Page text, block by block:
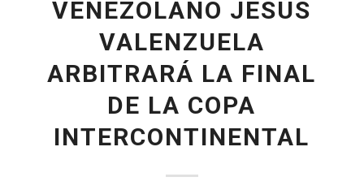
VENEZOLANO JESÚS
VALENZUELA
ARBITRARÁ LA FINAL
DE LA COPA
INTERCONTINENTAL